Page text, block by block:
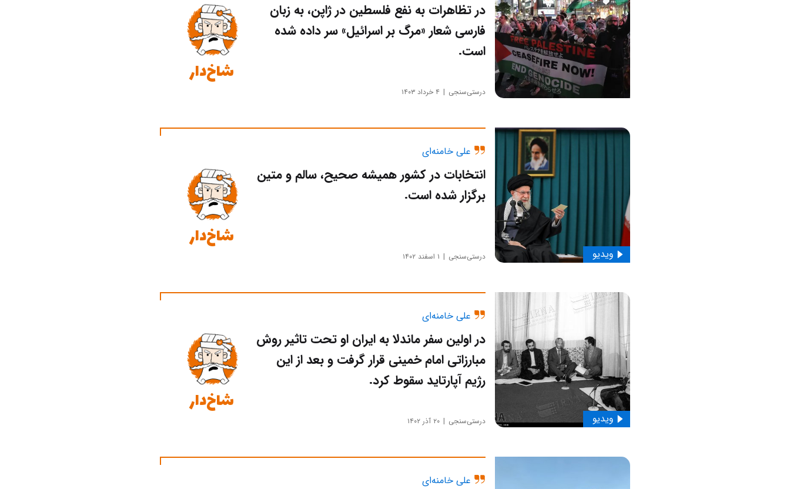
در تظاهرات به نفع فلسطین در ژاپن، به زبان
فارسی شعار «مرگ بر اسرائیل» سر داده شده
است.
شاخ‌دار
درستی‌سنجی ۴ خرداد ۱۴۰۳
علی خامنه‌ای
ویدیو
انتخابات در کشور همیشه صحیح، سالم و متین
برگزار شده است.
شاخ‌دار
درستی‌سنجی ۱ اسفند ۱۴۰۲
علی خامنه‌ای
ویدیو
در اولین سفر ماندلا به ایران او تحت تاثیر روش
مبارزاتی امام خمینی قرار گرفت و بعد از این
رژیم آپارتاید سقوط کرد.
شاخ‌دار
درستی‌سنجی ۲۰ آذر ۱۴۰۲
علی خامنه‌ای